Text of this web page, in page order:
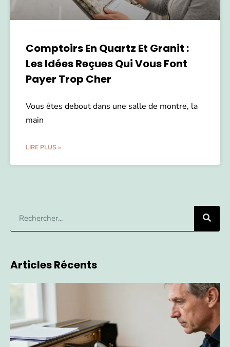
Comptoirs En Quartz Et Granit :
Les Idées Reçues Qui Vous Font
Payer Trop Cher
Vous êtes debout dans une salle de montre, la
main
LIRE PLUS »
Articles Récents